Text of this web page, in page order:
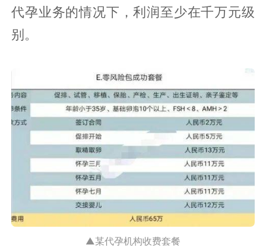
代孕业务的情况下，利润至少在千万元级
别。
▲某代孕机构收费套餐